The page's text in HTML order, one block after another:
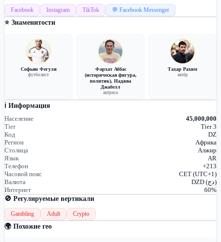
Facebook Instagram TikTok 💬 Facebook Messenger
⭐ Знаменитости
Софьян Фегули
футболист
Фархат Аббас
(историческая фигура,
политик), Наджва
Джабелл
актриса
Тахар Рахим
актёр
ℹ️ Информация
Население
45,000,000
Tier
Tier 3
Код
DZ
Регион
Африка
Столица
Алжир
Язык
AR
Телефон
+213
Часовой пояс
CET (UTC+1)
Валюта
DZD (دج)
Интернет
60%
🚫 Регулируемые вертикали
Gambling Adult Crypto
🌍 Похожие гео